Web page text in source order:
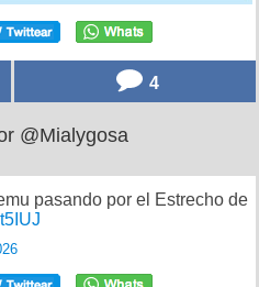
4
@Mialygosa
pasando por el Estrecho de